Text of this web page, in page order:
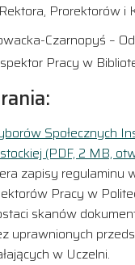
Prorektorów i
Czarnopyś –
Pracy w
Społecznych
(PDF, 2 MB,
zapisy regulaminu
Pracy w
skanów
uprawnionych
w Uczelni.